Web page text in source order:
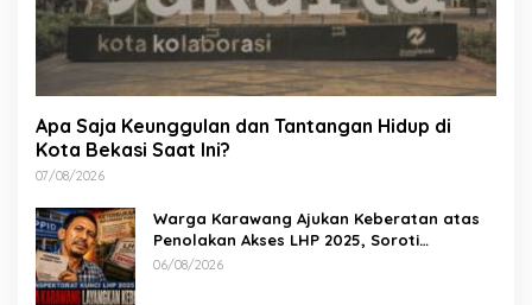
Apa Saja Keunggulan dan Tantangan Hidup di
Kota Bekasi Saat Ini?
07/08/2026
Warga Karawang Ajukan Keberatan atas
Penolakan Akses LHP 2025, Soroti
Keterbukaan Informasi Publik
06/08/2026